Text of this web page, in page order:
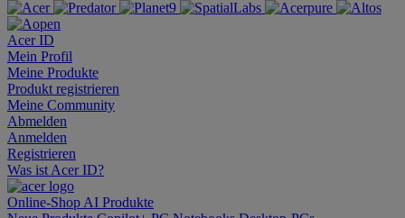
Acer ID
Mein Profil
Meine Produkte
Produkt registrieren
Meine Community
Abmelden
Anmelden
Registrieren
Was ist Acer ID?
Online-Shop AI Produkte